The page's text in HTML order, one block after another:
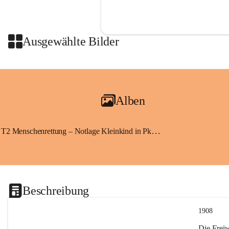
Ausgewählte Bilder
Alben
T2 Menschenrettung – Notlage Kleinkind in Pkw eingeschlossen
Beschreibung
1908